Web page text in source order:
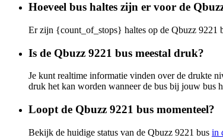
Hoeveel bus haltes zijn er voor de
Er zijn {count_of_stops} haltes op de Qbuzz 9221
Is de Qbuzz 9221 bus meestal druk?
Je kunt realtime informatie vinden over de drukte
druk het kan worden wanneer de bus bij jouw bus
Loopt de Qbuzz 9221 bus momenteel?
Bekijk de huidige status van de Qbuzz 9221 bus in